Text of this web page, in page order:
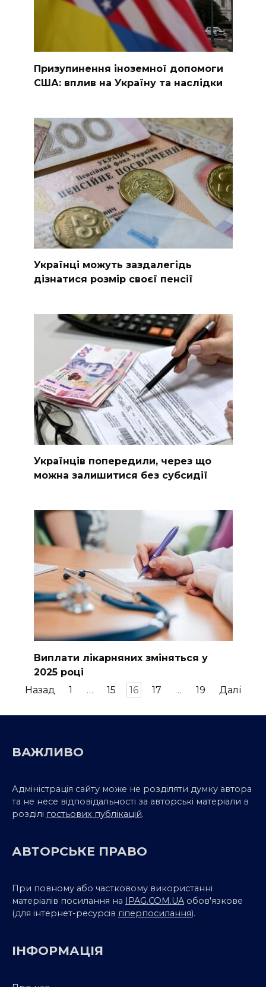
Призупинення іноземної допомоги
США: вплив на Україну та наслідки
Українці можуть заздалегідь
дізнатися розмір своєї пенсії
Українців попередили, через що
можна залишитися без субсидії
Виплати лікарняних зміняться у
2025 році
Пагінація
Назад 1 … 15 16 17 … 19 Далі
ВАЖЛИВО
Адміністрація сайту може не розділяти думку автора
та не несе відповідальності за авторські матеріали в
розділі гостьових публікацій.
АВТОРСЬКЕ ПРАВО
При повному або частковому використанні
матеріалів посилання на IPAG.COM.UA обов'язкове
(для інтернет-ресурсів гіперпосилання).
ІНФОРМАЦІЯ